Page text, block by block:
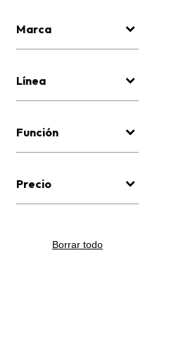
Marca
Línea
Función
Precio
Borrar todo